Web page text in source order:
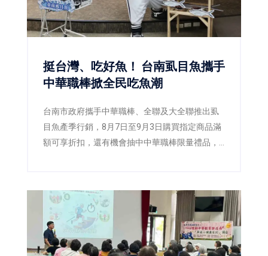
挺台灣、吃好魚！ 台南虱目魚攜手
中華職棒掀全民吃魚潮
台南市政府攜手中華職棒、全聯及大全聯推出虱
目魚產季行銷，8月7日至9月3日購買指定商品滿
額可享折扣，還有機會抽中中華職棒限量禮品，